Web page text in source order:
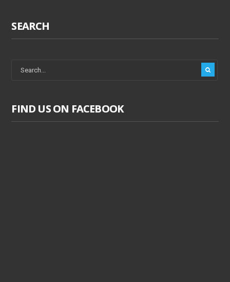
SEARCH
FIND US ON FACEBOOK